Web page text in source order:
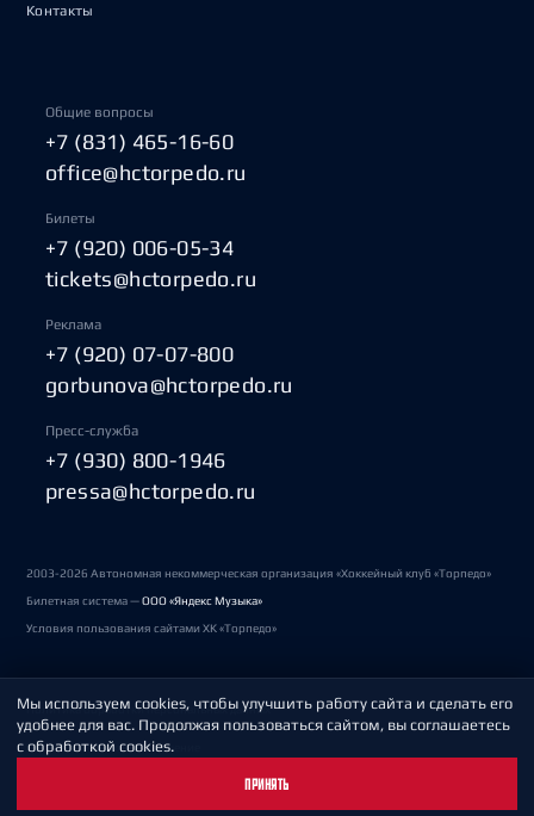
Контакты
Общие вопросы
+7 (831) 465-16-60
office@hctorpedo.ru
Билеты
+7 (920) 006-05-34
tickets@hctorpedo.ru
Реклама
+7 (920) 07-07-800
gorbunova@hctorpedo.ru
Пресс-служба
+7 (930) 800-1946
pressa@hctorpedo.ru
2003-2026 Автономная некоммерческая организация «Хоккейный клуб «Торпедо»
Билетная система —ООО «Яндекс Музыка»
Условия пользования сайтами ХК «Торпедо»
Политика обработки персональных данных
Пользовательское соглашение
Мы используем cookies, чтобы улучшить работу сайта и сделать его
удобнее для вас. Продолжая пользоваться сайтом, вы соглашаетесь
с обработкой cookies.
ПРИНЯТЬ